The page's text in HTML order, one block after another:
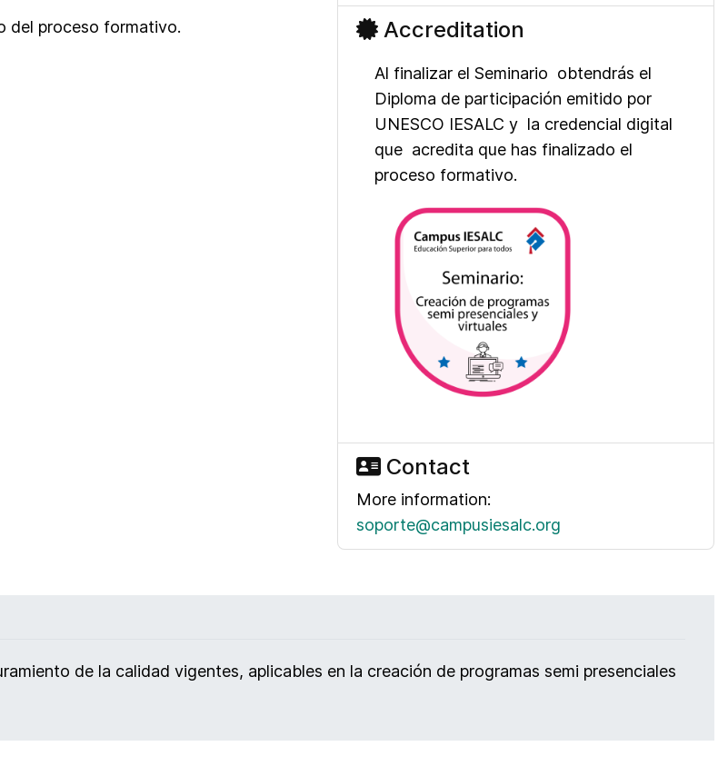
del proceso formativo. Accreditation
Al finalizar el Seminario obtendrás el
Diploma de participación emitido por
UNESCO IESALC y la credencial digital
que acredita que has finalizado el
proceso formativo.
Contact
More information:
soporte@campusiesalc.org
de la calidad vigentes, aplicables en la creación de programas semi presenciales